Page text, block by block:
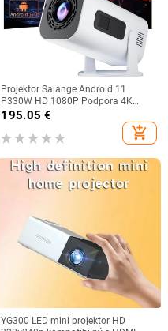
Projektor Salange Android 11
P330W HD 1080P Podpora 4K
Allwinner H713 BT5.0 Smart TV
Kancelársky mikro prenosný 5G
Wifi domáce kino
195.05 €
add_shopping_cart
YG300 LED mini projektor HD